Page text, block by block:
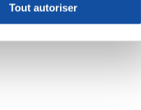
relatives aux médias
de notre site avec nos
Tout autoriser